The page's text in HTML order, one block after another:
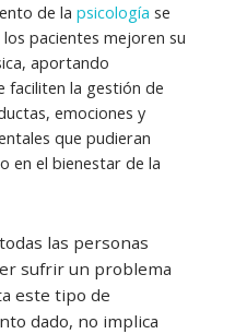
de la psicología se
pacientes mejoren su
aportando
faciliten la gestión de
emociones y
que pudieran
en el bienestar de la
las personas
sufrir un problema
este tipo de
dado, no implica